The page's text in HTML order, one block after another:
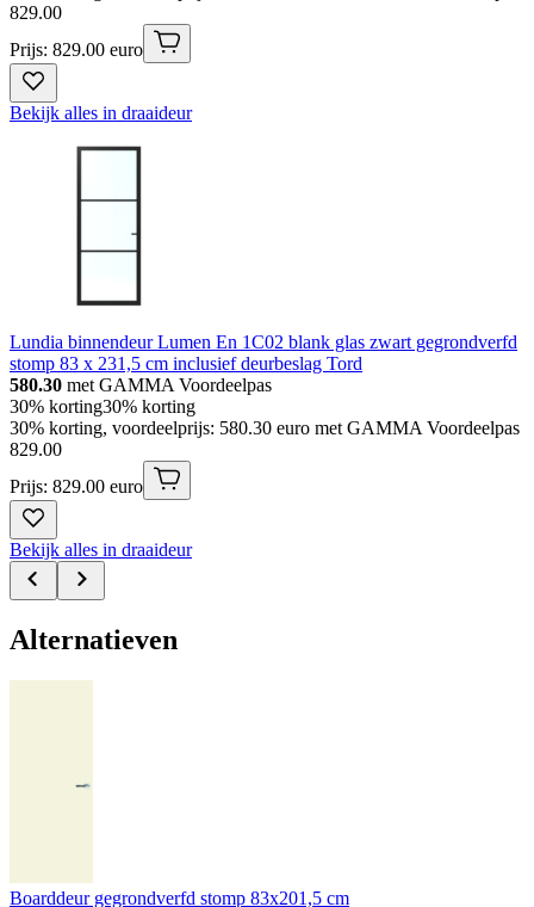
829.00
Prijs: 829.00 euro
Bekijk alles in draaideur
Lundia binnendeur Lumen En 1C02 blank glas zwart gegrondverfd
stomp 83 x 231,5 cm inclusief deurbeslag Tord
580.30 met GAMMA Voordeelpas
30% korting30% korting
30% korting, voordeelprijs: 580.30 euro met GAMMA Voordeelpas
829.00
Prijs: 829.00 euro
Bekijk alles in draaideur
Alternatieven
Boarddeur gegrondverfd stomp 83x201,5 cm